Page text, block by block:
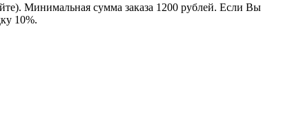
Минимальная сумма заказа 1200 рублей. Если Вы
10%.